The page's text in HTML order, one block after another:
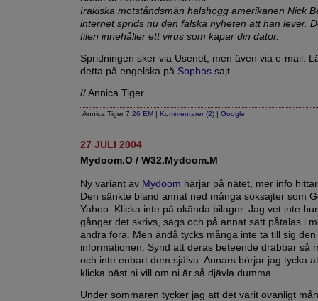
Irakiska motståndsmän halshögg amerikanen Nick
internet sprids nu den falska nyheten att han lever.
filen innehåller ett virus som kapar din dator.
Spridningen sker via Usenet, men även via e-mail.
detta på engelska på Sophos sajt.
// Annica Tiger
Annica Tiger 7:26 EM | Kommentarer (2) | Google
27 JULI 2004
Mydoom.O / W32.Mydoom.M
Ny variant av Mydoom härjar på nätet, mer info
Den sänkte bland annat ned många söksajter som
Yahoo. Klicka inte på okända bilagor. Jag vet inte
gånger det skrivs, sägs och på annat sätt påtalas i
andra fora. Men ändå tycks många inte ta till sig den
informationen. Synd att deras beteende drabbar så
och inte enbart dem själva. Annars börjar jag tycka
klicka bäst ni vill om ni är så djävla dumma.
Under sommaren tycker jag att det varit ovanligt